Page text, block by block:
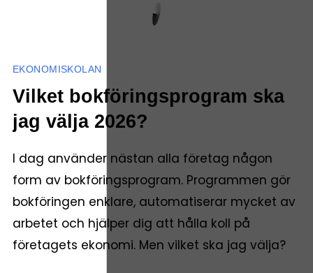
EKONOMISKOLAN
Vilket bokföringsprogram ska
jag välja 2026?
I dag använder nästan alla företag någon
form av bokföringsprogram. Programmen gör
bokföringen enklare, automatiserar mycket av
arbetet och hjälper dig att hålla koll på
företagets ekonomi. Men vilket ska jag välja?